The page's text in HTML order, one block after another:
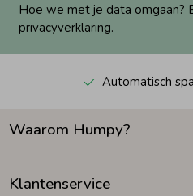
Hoe we met je data omgaan?
privacyverklaring.
Automatisch
Waarom Humpy?
Klantenservice